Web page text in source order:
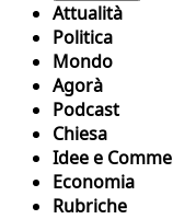
Attualità
Politica
Mondo
Agorà
Podcast
Chiesa
Idee e
Economia
Rubriche